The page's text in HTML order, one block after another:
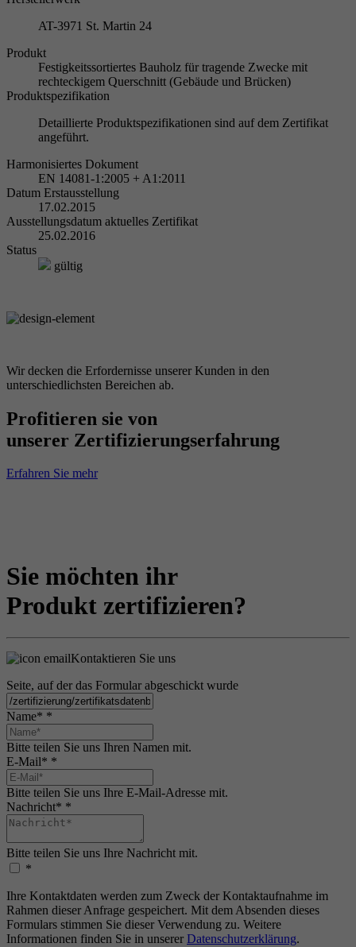
AT-3971 St. Martin 24
Produkt
Festigkeitssortiertes Bauholz für tragende Zwecke mit
rechteckigem Querschnitt (Gebäude und Brücken)
Produktspezifikation
Detaillierte Produktspezifikationen sind auf dem Zertifikat
angeführt.
Harmonisiertes Dokument
EN 14081-1:2005 + A1:2011
Datum Erstausstellung
17.02.2015
Ausstellungsdatum aktuelles Zertifikat
25.02.2016
Status
gültig
Wir decken die Erfordernisse unserer Kunden in den
unterschiedlichsten Bereichen ab.
Profitieren sie von
unserer Zertifizierungserfahrung
Erfahren Sie mehr
Sie möchten ihr
Produkt zertifizieren?
Kontaktieren Sie uns
Seite, auf der das Formular abgeschickt wurde
Name* *
Bitte teilen Sie uns Ihren Namen mit.
E-Mail* *
Bitte teilen Sie uns Ihre E-Mail-Adresse mit.
Nachricht* *
Bitte teilen Sie uns Ihre Nachricht mit.
*
Ihre Kontaktdaten werden zum Zweck der Kontaktaufnahme im
Rahmen dieser Anfrage gespeichert. Mit dem Absenden dieses
Formulars stimmen Sie dieser Verwendung zu. Weitere
Informationen finden Sie in unserer Datenschutzerklärung.